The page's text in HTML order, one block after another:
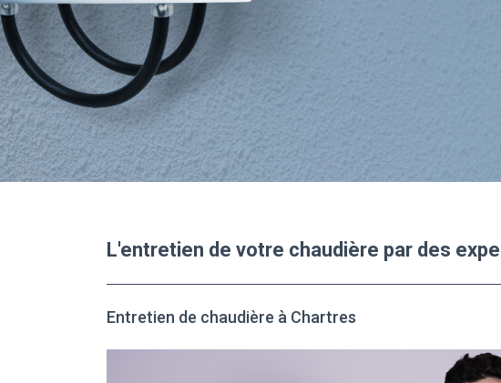
L'entretien de votre chaudière par des
Entretien de chaudière à Chartres